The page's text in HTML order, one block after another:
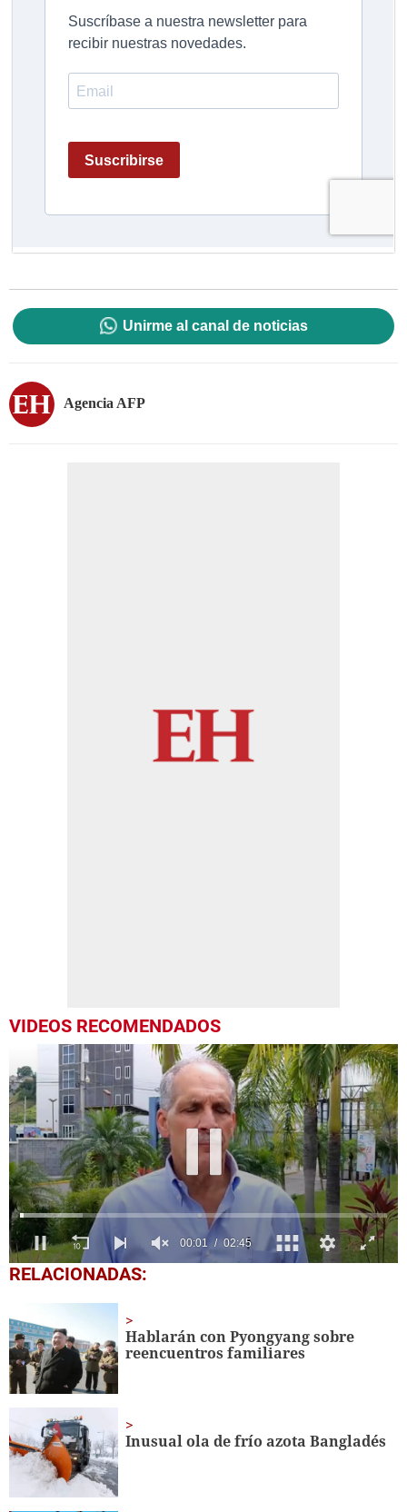
Unirme al canal de noticias
Agencia AFP
VIDEOS RECOMENDADOS
0
seconds
minutes,
45
seconds
RELACIONADAS:
Hablarán con Pyongyang sobre
reencuentros familiares
Inusual ola de frío azota Bangladés